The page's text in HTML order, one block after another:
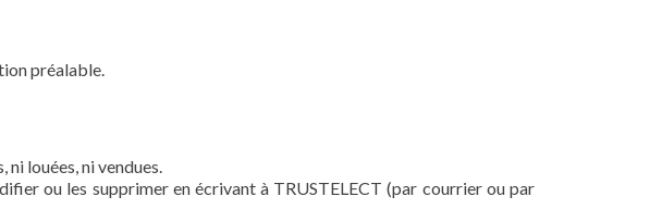
préalable.
louées, ni vendues.
ou les supprimer en écrivant à TRUSTELECT (par courrier ou par